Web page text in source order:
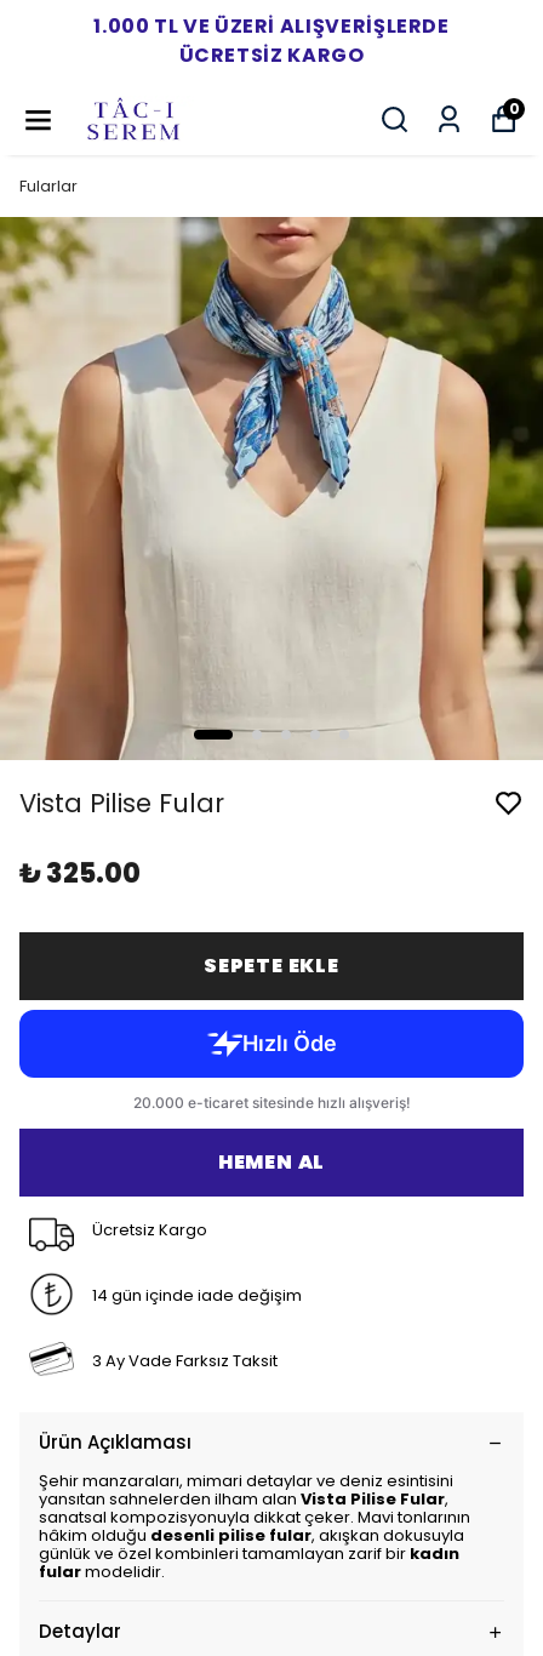
1.000 TL VE ÜZERI ALIŞVERIŞLERDE
ÜCRETSIZ KARGO
0
Fularlar
Vista Pilise Fular
₺ 325.00
SEPETE EKLE
HEMEN AL
Ücretsiz Kargo
14 gün içinde iade değişim
3 Ay Vade Farksız Taksit
Ürün Açıklaması
Şehir manzaraları, mimari detaylar ve deniz esintisini
yansıtan sahnelerden ilham alan Vista Pilise Fular,
sanatsal kompozisyonuyla dikkat çeker. Mavi tonlarının
hâkim olduğu desenli pilise fular, akışkan dokusuyla
günlük ve özel kombinleri tamamlayan zarif bir kadın
fularmodelidir.
Detaylar